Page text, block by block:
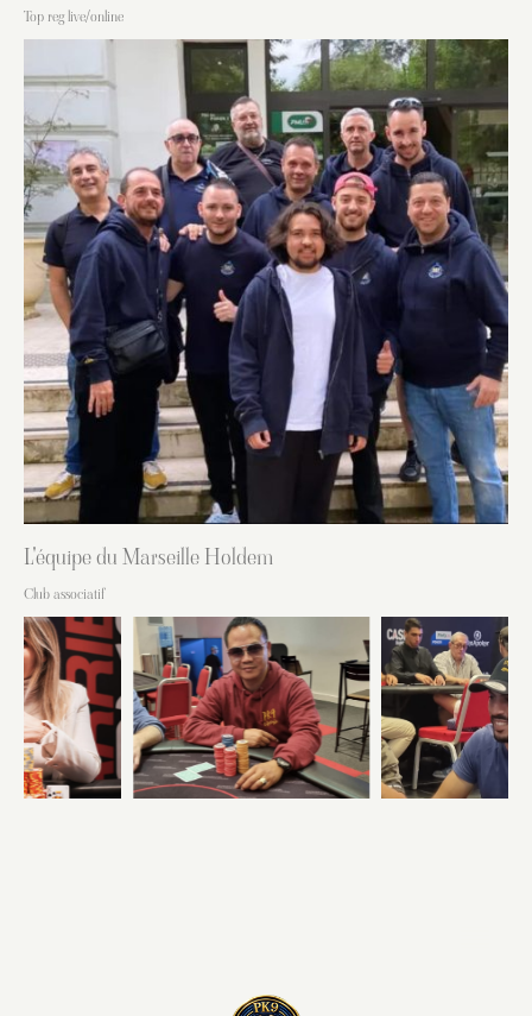
Top reg live/online
L'équipe du Marseille Holdem
Club associatif